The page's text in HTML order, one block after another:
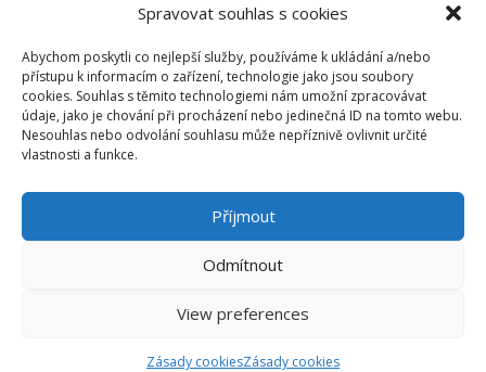
Spravovat souhlas s cookies
Abychom poskytli co nejlepší služby, používáme k ukládání a/nebo
přístupu k informacím o zařízení, technologie jako jsou soubory
cookies. Souhlas s těmito technologiemi nám umožní zpracovávat
údaje, jako je chování při procházení nebo jedinečná ID na tomto webu.
Nesouhlas nebo odvolání souhlasu může nepříznivě ovlivnit určité
vlastnosti a funkce.
Příjmout
Odmítnout
View preferences
Zásady cookiesZásady cookies
odeslat přihlášku